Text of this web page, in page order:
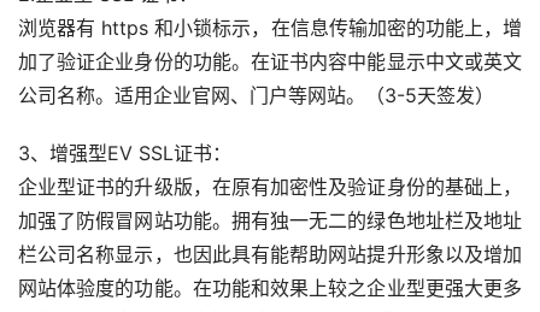
浏览器有 https 和小锁标示，在信息传输加密的功能上，增
加了验证企业身份的功能。在证书内容中能显示中文或英文
公司名称。适用企业官网、门户等网站。（3-5天签发）
3、增强型EV SSL证书：
企业型证书的升级版，在原有加密性及验证身份的基础上，
加强了防假冒网站功能。拥有独一无二的绿色地址栏及地址
栏公司名称显示，也因此具有能帮助网站提升形象以及增加
网站体验度的功能。在功能和效果上较之企业型更强大更多